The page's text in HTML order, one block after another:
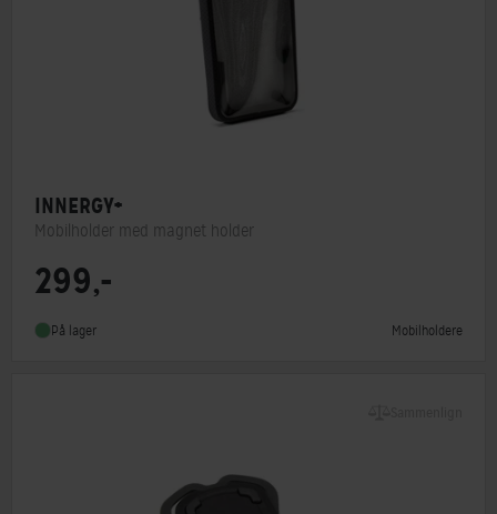
INNERGY+
Mobilholder med magnet holder
299,-
På lager Mobilholdere